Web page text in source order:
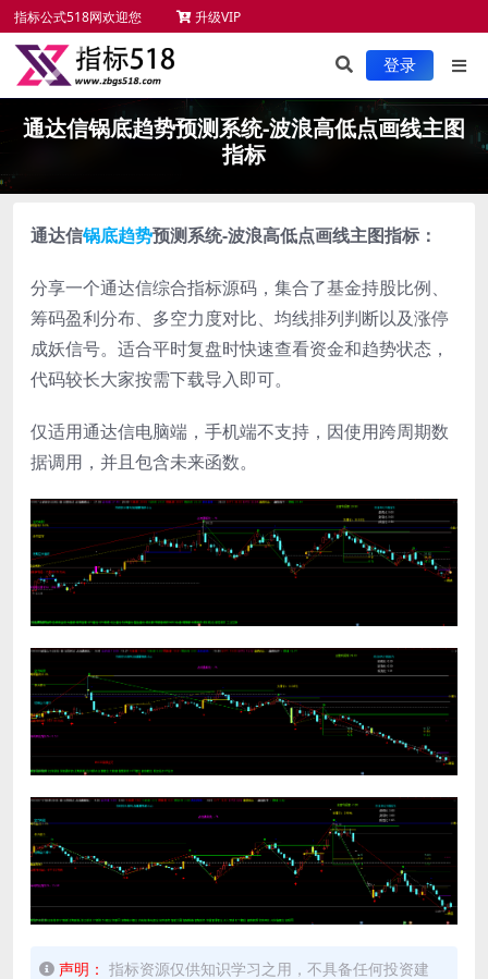
指标公式518网欢迎您
升级VIP
未来函数检测
服务项目 指标安装
登录
通达信锅底趋势预测系统-波浪高低点画线主图
指标
通达信锅底趋势预测系统-波浪高低点画线主图指标：
分享一个通达信综合指标源码，集合了基金持股比例、
筹码盈利分布、多空力度对比、均线排列判断以及涨停
成妖信号。适合平时复盘时快速查看资金和趋势状态，
代码较长大家按需下载导入即可。
仅适用通达信电脑端，手机端不支持，因使用跨周期数
据调用，并且包含未来函数。
声明： 指标资源仅供知识学习之用，不具备任何投资建